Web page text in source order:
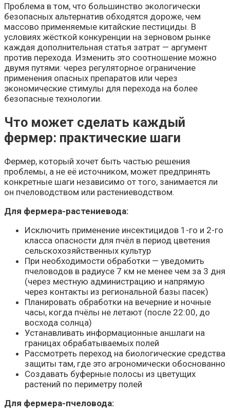
Проблема в том, что большинство экологически
безопасных альтернатив обходятся дороже, чем
массово применяемые китайские пестициды. В
условиях жёсткой конкуренции на зерновом рынке
каждая дополнительная статья затрат — аргумент
против перехода. Изменить это соотношение можно
двумя путями: через регуляторное ограничение
применения опасных препаратов или через
экономические стимулы для перехода на более
безопасные технологии.
Что может сделать каждый
фермер: практические шаги
Фермер, который хочет быть частью решения
проблемы, а не её источником, может предпринять
конкретные шаги независимо от того, занимается ли
он пчеловодством или растениеводством.
Для фермера-растениевода:
Исключить применение инсектицидов 1-го и 2-го
класса опасности для пчёл в период цветения
сельскохозяйственных культур
При необходимости обработки — уведомить
пчеловодов в радиусе 7 км не менее чем за 3 дня
(через местную администрацию и напрямую
через контакты из региональной базы пасек)
Планировать обработки на вечерние и ночные
часы, когда пчёлы не летают (после 22:00, до
восхода солнца)
Устанавливать информационные аншлаги на
границах обрабатываемых полей
Рассмотреть переход на биологические средства
защиты там, где это агрономически обоснованно
Создавать буферные полосы из цветущих
растений по периметру полей
Для фермера-пчеловода: